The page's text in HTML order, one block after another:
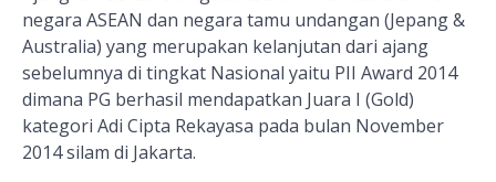
negara ASEAN dan negara tamu undangan (Jepang &
Australia) yang merupakan kelanjutan dari ajang
sebelumnya di tingkat Nasional yaitu PII Award 2014
dimana PG berhasil mendapatkan Juara I (Gold)
kategori Adi Cipta Rekayasa pada bulan November
2014 silam di Jakarta.